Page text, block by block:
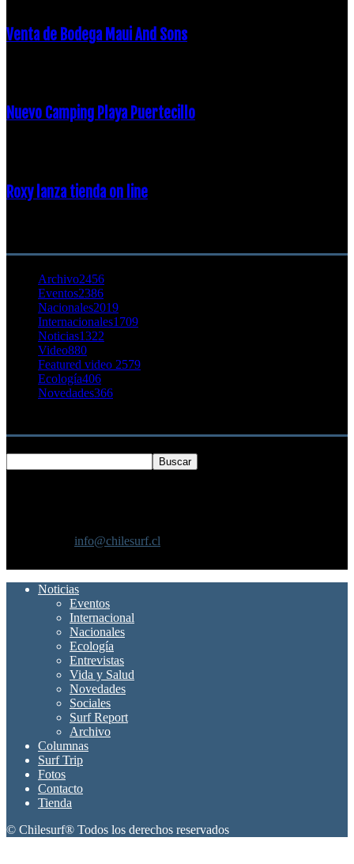
Venta de Bodega Maui And Sons
Nuevo Camping Playa Puertecillo
Roxy lanza tienda on line
Archivo2456
Eventos2386
Nacionales2019
Internacionales1709
Noticias1322
Video880
Featured video 2579
Ecología406
Novedades366
info@chilesurf.cl
Noticias
Eventos
Internacional
Nacionales
Ecología
Entrevistas
Vida y Salud
Novedades
Sociales
Surf Report
Archivo
Columnas
Surf Trip
Fotos
Contacto
Tienda
© Chilesurf® Todos los derechos reservados